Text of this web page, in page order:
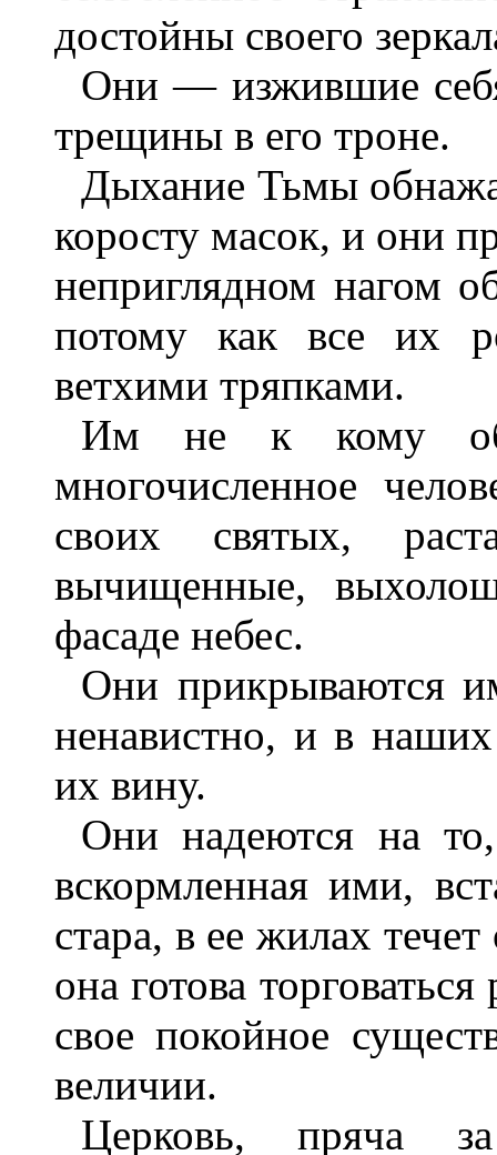
достойны своего
Они — изжившие
трещины в его троне.
Дыхание Тьмы
коросту масок, и они
неприглядном нагом
потому как все их
ветхими тряпками.
Им не к кому
многочисленное
своих святых,
вычищенные,
фасаде небес.
Они прикрываются
ненавистно, и в наших
их вину.
Они надеются на то,
вскормленная ими,
стара, в ее жилах
она готова
свое покойное
величии.
Церковь, пряча